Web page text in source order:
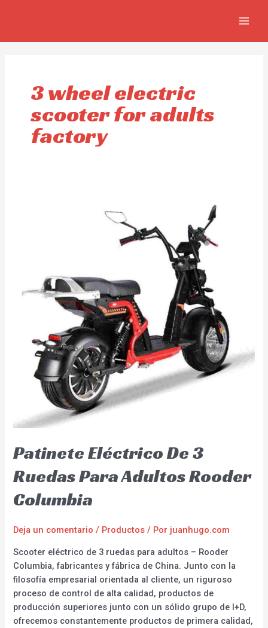
3 wheel electric
scooter for adults
factory
Patinete Eléctrico De 3
Ruedas Para Adultos Rooder
Columbia
Deja un comentario / Productos / Por juanhugo.com
Scooter eléctrico de 3 ruedas para adultos – Rooder
Columbia, fabricantes y fábrica de China. Junto con la
filosofía empresarial orientada al cliente, un riguroso
proceso de control de alta calidad, productos de
producción superiores junto con un sólido grupo de I+D,
ofrecemos constantemente productos de primera calidad,